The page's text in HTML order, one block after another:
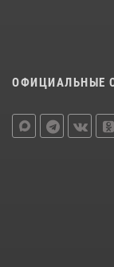
ОФИЦИАЛЬНЫЕ